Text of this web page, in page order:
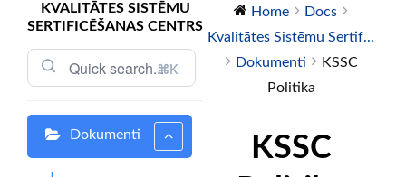
KVALITĀTES SISTĒMU
SERTIFICĒŠANAS CENTRS
⌘K
Dokumenti
Home
Docs
Kvalitātes Sistēmu Sertif...
Dokumenti
KSSC
Politika
KSSC